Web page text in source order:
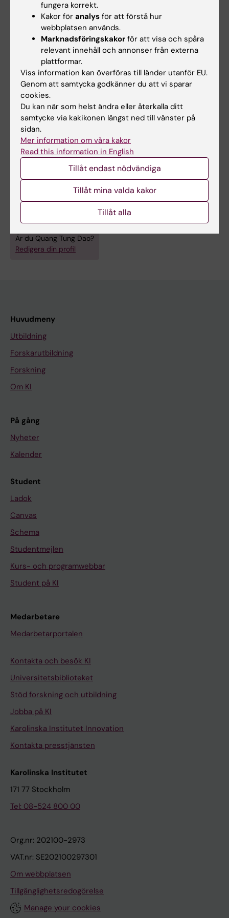
Identifying Novel Histone Deacetylase 2
Inhibitors
Tung DQ; Dung DTM; Cong NT; Hai DNN;
Baecker D; Ngo ST; Dung PTP; Thuan NT; Nam
NH; An NN
Alla författare
Alla övriga publikationer
PREPRINT: AMERICAN CHEMICAL SOCIETY
(ACS).
Characterizing Potential BACE1 Inhibitors from
ChEMBL Database using Knowledge- and
Physics-Based Approaches
Quang TD; Mai DDT; Thai QM; Tran P-T; Ngo ST;
Är du Quang Tung Dao?
Redigera din profil
Huvudmeny
Utbildning
Forskarutbildning
Forskning
Om KI
På gång
Nyheter
Kalender
Student
Ladok
Canvas
Schema
Studentmejlen
Kurs- och programwebbar
Student på KI
Medarbetare
Medarbetarportalen
Kontakta och besök KI
Universitetsbiblioteket
Stöd forskning och utbildning
Jobba på KI
Karolinska Institutet Innovation
Kontakta presstjänsten
Karolinska Institutet
171 77 Stockholm
Tel: 08-524 800 00
Org.nr: 202100-2973
VAT.nr: SE202100297301
Om webbplatsen
Tillgänglighetsredogörelse
Manage your cookies
fungera korrekt.
Kakor för analys för att förstå hur
webbplatsen används.
Marknadsföringskakor för att visa och spåra
relevant innehåll och annonser från externa
plattformar.
Viss information kan överföras till länder utanför EU.
Genom att samtycka godkänner du att vi sparar
cookies.
Du kan när som helst ändra eller återkalla ditt
samtycke via kakikonen längst ned till vänster på
sidan.
Mer information om våra kakor
Read this information in English
Tillåt endast nödvändiga
Tillåt mina valda kakor
Tillåt alla